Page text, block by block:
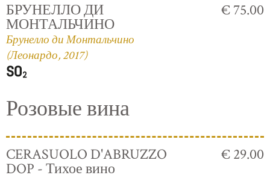
БРУНЕЛЛО ДИ
МОНТАЛЬЧИНО
Брунелло ди Монтальчино
(Леонардо, 2017)
€ 75.00
Розовые вина
CERASUOLO D'ABRUZZO
DOP - Тихое вино
€ 29.00